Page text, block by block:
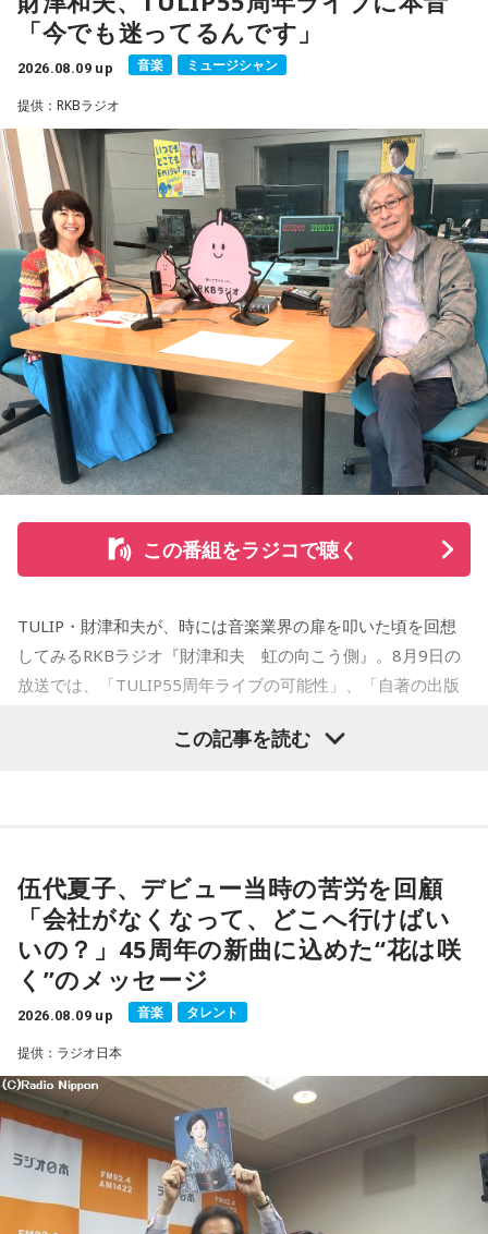
18年に及ぶ「宇宙兄弟」の連載完結のタイミングでの出演と
なり、「宇宙兄弟」誕生のエピソードや「キャラクターに出
会う」というキャラクター造形について、ストーリーの発想
小山宙哉をゲストに迎える特別番組『マンガのラジオ 宇宙兄
弟スペシャル supported by viviON』は8月16日（日）19時
から放送。放送後には、地上波本編で未公開の音源を含むデ
ィレクターズカット版のポッドキャスト配信も予定してい
る。
【小山宙哉プロフィール】
1978年生 京都府出身 京都市立銅駝美術工芸高等学校（現：
京都市立美術工芸高等学校）、大阪市立デザイン教育研究所
卒業。デザイン会社勤務を経て、「モーニング」に持ち込み
をした『ジジジイ』で第14回MANGA OPEN審査委員賞（わ
たせせいぞう賞）受賞。『劇団JET’S』で第15回MANGA
OPEN大賞受賞。2006年『ハルジャン』『ジジジイ-GGG-』
を連載。
2007年12月、初の週刊連載作品『宇宙兄弟』連載開始。同作
で2010年 第56回小学館漫画賞一般向け部門、2011年 第35回
講談社漫画賞一般部門、2014年 手塚治虫文化賞読者賞を受
賞。TVアニメ、実写映画等、多くのメディアミックスを果た
■放送日時：2026年8月16日（日） 19時～20時
■パーソナリティ：吉田尚記
■ゲスト：小山宙哉
■メールアドレス：manga@1242.com
■公式Xアカウント：@MANGARADIO1242
■ハッシュタグ：#マンガのラジオ
■番組HP：https://manga-no-radio.com/
「今でも迷ってるんです」
2026.08.09 up 音楽 ミュージシャン
提供：RKBラジオ
この番組をラジコで聴く
TULIP・財津和夫が、時には音楽業界の扉を叩いた頃を回想
してみるRKBラジオ『財津和夫 虹の向こう側』。8月9日の
放送では、「TULIP55周年ライブの可能性」、「自著の出版
た古今のトピックスが盛りだくさんです。
この記事を読む
伍代夏子、デビュー当時の苦労を回顧
「会社がなくなって、どこへ行けばい
いの？」45周年の新曲に込めた“花は咲
く”のメッセージ
2026.08.09 up 音楽 タレント
提供：ラジオ日本